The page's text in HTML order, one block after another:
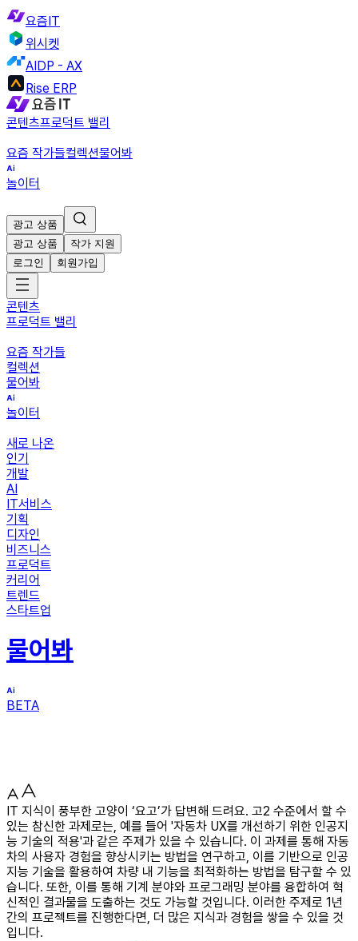
요즘IT
위시켓
AIDP - AX
Rise ERP
콘텐츠프로덕트 밸리
요즘 작가들컬렉션물어봐
놀이터
광고 상품
광고 상품
작가 지원
로그인
회원가입
콘텐츠
프로덕트 밸리
요즘 작가들
컬렉션
물어봐
놀이터
새로 나온
인기
개발
AI
IT서비스
기획
디자인
비즈니스
프로덕트
커리어
트렌드
스타트업
물어봐
BETA
IT 지식이 풍부한 고양이 ‘요고’가 답변해 드려요. 고2 수준에서 할 수
있는 참신한 과제로는, 예를 들어 '자동차 UX를 개선하기 위한 인공지
능 기술의 적용'과 같은 주제가 있을 수 있습니다. 이 과제를 통해 자동
차의 사용자 경험을 향상시키는 방법을 연구하고, 이를 기반으로 인공
지능 기술을 활용하여 차량 내 기능을 최적화하는 방법을 탐구할 수 있
습니다. 또한, 이를 통해 기계 분야와 프로그래밍 분야를 융합하여 혁
신적인 결과물을 도출하는 것도 가능할 것입니다. 이러한 주제로 1년
간의 프로젝트를 진행한다면, 더 많은 지식과 경험을 쌓을 수 있을 것
입니다.